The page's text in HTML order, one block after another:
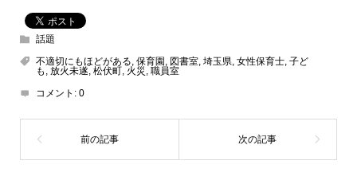
話題
不適切にもほどがある, 保育園 , 図書室, 埼玉県, 女性保育士, 子ど
も , 放火未遂, 松伏町, 火災 , 職員室
コメント: 0